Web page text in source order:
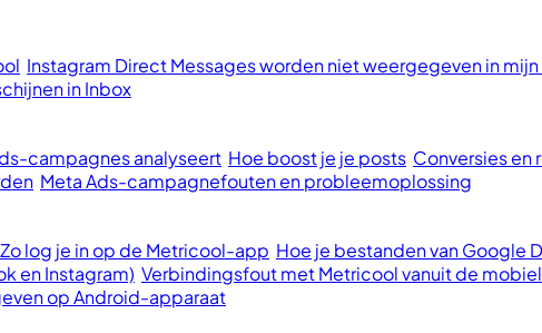
Instagram Direct Messages worden niet weergegeven in
in Inbox
campagnes analyseert Hoe boost je je posts Conversies en
Meta Ads-campagnefouten en probleemoplossing
Zo log je in op de Metricool-app Hoe je bestanden van Google
en Instagram) Verbindingsfout met Metricool vanuit de
op Android-apparaat